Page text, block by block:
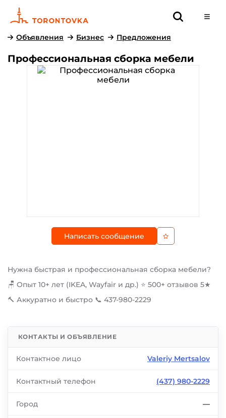
Объявления Бизнес Предложения
Профессиональная сборка мебели
Написать сообщение
Нужна быстрая и профессиональная сборка мебели?
🪑 Опыт 10+ лет (IKEA, Wayfair и др.) ⭐ 500+ отзывов 5★
🔨 Аккуратно и быстро 📞 437-980-2229
КОНТАКТЫ И ОБЪЯВЛЕНИЕ
Контактное лицо Valeriy Mertsalov
Контактный телефон (437) 980-2229
Город —